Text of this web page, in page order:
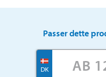
Passer dette
DK